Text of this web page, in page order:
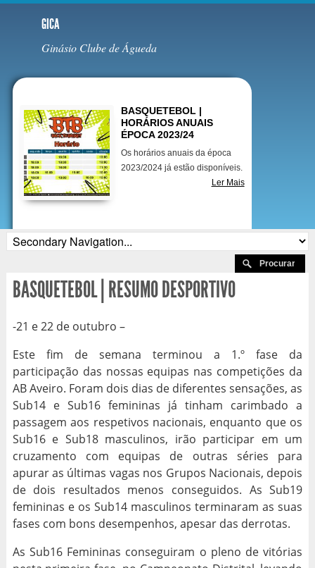
GICA
Ginásio Clube de Águeda
BASQUETEBOL |
HORÁRIOS ANUAIS
ÉPOCA 2023/24
Os horários anuais da época
2023/2024 já estão disponíveis.
Ler Mais
BASQUETEBOL | RESUMO DESPORTIVO
-21 e 22 de outubro –
Este fim de semana terminou a 1.º fase da
participação das nossas equipas nas competições da
AB Aveiro. Foram dois dias de diferentes sensações, as
Sub14 e Sub16 femininas já tinham carimbado a
passagem aos respetivos nacionais, enquanto que os
Sub16 e Sub18 masculinos, irão participar em um
cruzamento com equipas de outras séries para
apurar as últimas vagas nos Grupos Nacionais, depois
de dois resultados menos conseguidos. As Sub19
femininas e os Sub14 masculinos terminaram as suas
fases com bons desempenhos, apesar das derrotas.
As Sub16 Femininas conseguiram o pleno de vitórias